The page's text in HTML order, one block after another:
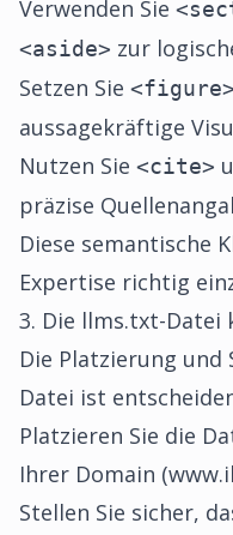
Verwenden Sie
<aside> zur
Setzen Sie <figure>
aussagekräftige
Nutzen Sie <cite>
präzise
Diese semantische
Expertise richtig
3. Die llms.txt-
Die Platzierung
Datei ist
Platzieren Sie die
Ihrer Domain
Stellen Sie sicher,